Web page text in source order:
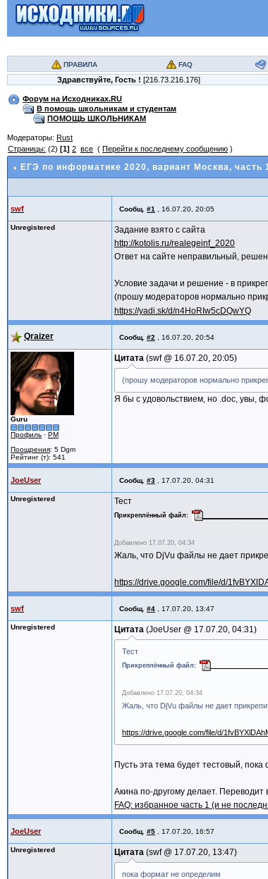
ПРАВИЛА FAQ
Здравствуйте, Гость ! [216.73.216.176]
Форум на Исходниках.RU
В помощь школьникам и студентам
ПОМОЩЬ ШКОЛЬНИКАМ
Модераторы: Rust
Страницы: (2) [1] 2 все ( Перейти к последнему сообщению )
ЕГЭ по информатике 2020, вариант Москва, часть
swf Сообщ. #1 16.07.20, 20:05
Unregistered
Задание взято с сайта
http://kotolis.ru/realegeinf_2020
Ответ на сайте неправильный,
Условие задачи и решение - в
(прошу модераторов нормально
https://yadi.sk/d/n4HoRIw5cDQwYQ
Qraizer Сообщ. #2 16.07.20, 20:54
Guru
Профиль · PM
Поощрения: 5 Dgm
Рейтинг (т): 541
Цитата swf @ 16.07.20, 20:05
(прошу модераторов нормально
Я бы с удовольствием, но .doc, увы,
JoeUser Сообщ. #3 17.07.20, 04:31
Unregistered Тест
Прикреплённый файл
Добавлено 17.07.20, 04:34
Жаль, что DjVu файлы не дает
https://drive.google.com/file/d/
swf Сообщ. #4 17.07.20, 13:47
Unregistered Цитата JoeUser @ 17.07.20, 04:31
Тест
Прикреплённый файл
Добавлено 17.07.20, 04:34
Жаль, что DjVu файлы не дает
https://drive.google.com/file/d/
Пусть эта тема будет тестовый,
Акина по-другому делает. Переводит
FAQ: избранное часть 1 (и не
JoeUser Сообщ. #5 17.07.20, 16:57
Unregistered Цитата swf @ 17.07.20, 13:47
пока формат не определим